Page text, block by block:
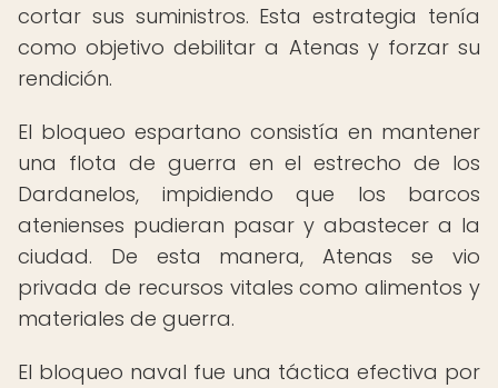
cortar sus suministros. Esta estrategia tenía
como objetivo debilitar a Atenas y forzar su
rendición.
El bloqueo espartano consistía en mantener
una flota de guerra en el estrecho de los
Dardanelos, impidiendo que los barcos
atenienses pudieran pasar y abastecer a la
ciudad. De esta manera, Atenas se vio
privada de recursos vitales como alimentos y
materiales de guerra.
El bloqueo naval fue una táctica efectiva por